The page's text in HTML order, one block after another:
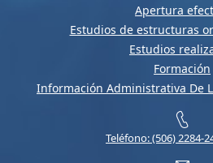
Apertura
Estudios de estructuras
Estudios
Formación
Información Administrativa De
Teléfono: (506) 2284-